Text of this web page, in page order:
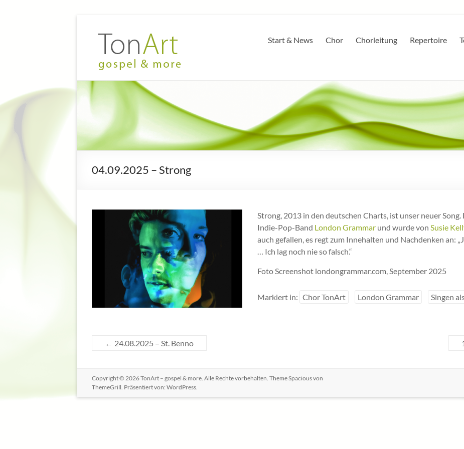
TonArt
gospel
&
more
Mein Chor
Hannover-
Linden
Start & News Chor Chorleitung Repertoire
04.09.2025 – Strong
Strong, 2013 in den deutschen Charts, ist unser neuer
Indie-Pop-Band London Grammar und wurde von Susie
auch gefallen, es regt zum Innehalten und Nachdenken an:
… Ich lag noch nie so falsch.“
Foto Screenshot londongrammar.com, September 2025
Markiert in: Chor TonArt London Grammar Singen
← 24.08.2025 – St. Benno
Copyright © 2026TonArt – gospel & more. Alle Rechte vorbehalten. ThemeSpaciousvon
ThemeGrill. Präsentiert von: WordPress.